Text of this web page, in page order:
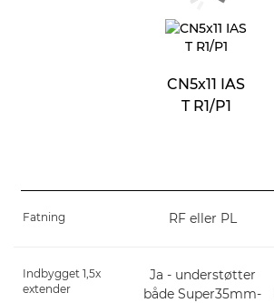
CN5x11 IAS
T R1/P1
Fatning RF eller PL
Indbygget 1,5x
extender
Ja - understøtter
både Super35mm-